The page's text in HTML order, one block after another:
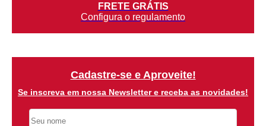
FRETE GRÁTIS
Configura o regulamento
Cadastre-se e Aproveite!
Se inscreva em nossa Newsletter e receba as novidades!